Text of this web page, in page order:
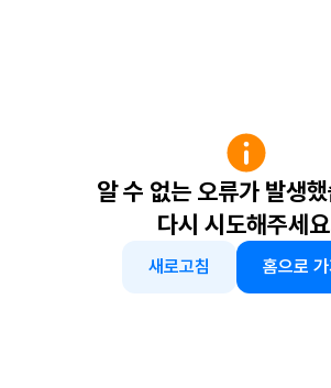
알 수 없는 오류가 발생
다시 시도해주세
새로고침 홈으로 가